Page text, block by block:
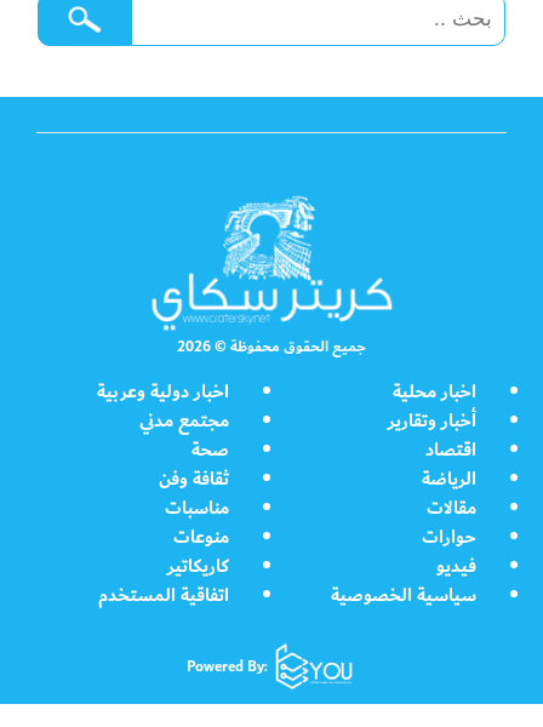
جميع الحقوق محفوظة © 2026
اخبار محلية
اخبار دولية وعربية
أخبار وتقارير
مجتمع مدني
اقتصاد
صحة
الرياضة
ثقافة وفن
مقالات
مناسبات
حوارات
منوعات
فيديو
كاريكاتير
سياسية الخصوصية
اتفاقية المستخدم
Powered By: